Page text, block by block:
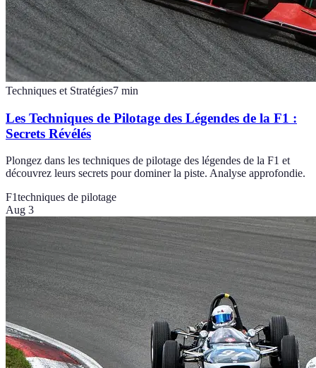
Techniques et Stratégies7 min
Les Techniques de Pilotage des Légendes de la F1 :
Secrets Révélés
Plongez dans les techniques de pilotage des légendes de la F1 et
découvrez leurs secrets pour dominer la piste. Analyse approfondie.
F1techniques de pilotage
Aug 3